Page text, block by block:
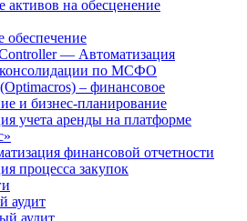
активов на обесценение
обеспечение
— Автоматизация
по МСФО
– финансовое
и бизнес-планирование
учета аренды на платформе
финансовой отчетности
процесса закупок
аудит
аудит